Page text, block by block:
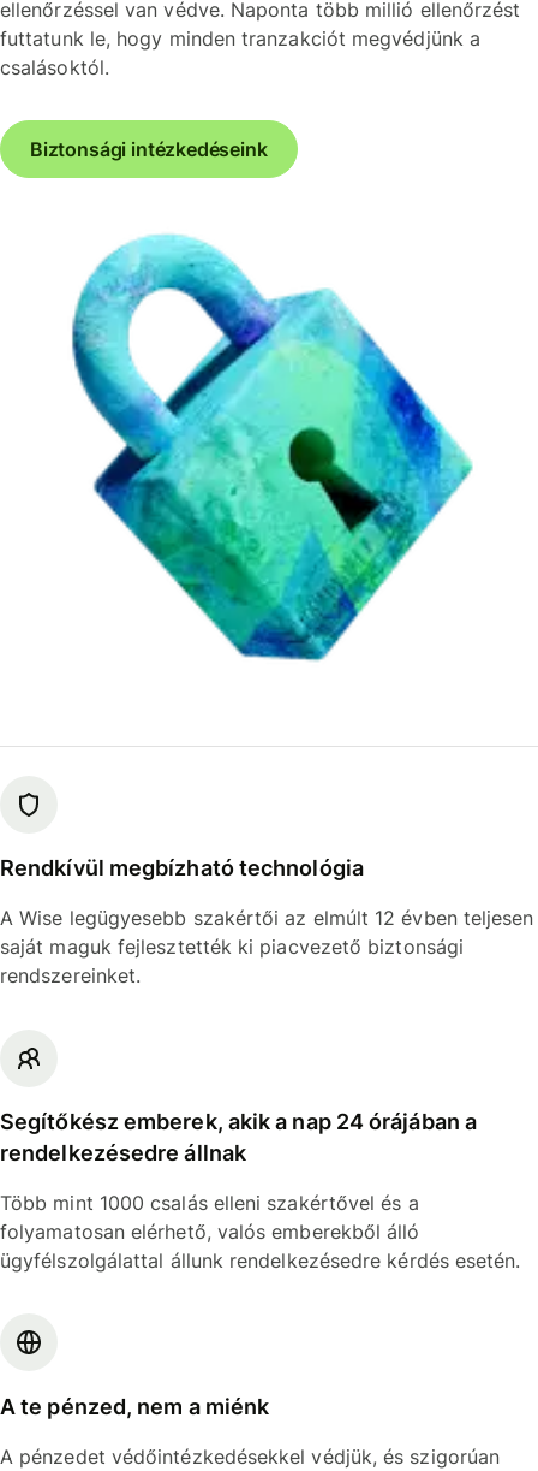
ellenőrzéssel van védve. Naponta több millió ellenőrzést
futtatunk le, hogy minden tranzakciót megvédjünk a
csalásoktól.
Biztonsági intézkedéseink
Rendkívül megbízható technológia
A Wise legügyesebb szakértői az elmúlt 12 évben teljesen
saját maguk fejlesztették ki piacvezető biztonsági
rendszereinket.
Segítőkész emberek, akik a nap 24 órájában a
rendelkezésedre állnak
Több mint 1000 csalás elleni szakértővel és a
folyamatosan elérhető, valós emberekből álló
ügyfélszolgálattal állunk rendelkezésedre kérdés esetén.
A te pénzed, nem a miénk
A pénzedet védőintézkedésekkel védjük, és szigorúan